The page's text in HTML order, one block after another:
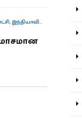
, இந்தியாவின் குரல்கள்